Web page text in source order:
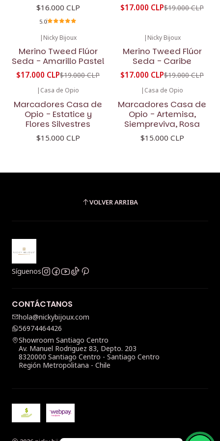
$16.000 CLP
5.0
$17.000 CLP$19.000 CLP
| Nicky Bijoux
Merino Tweed Flúor
Seda - Amarillo Pastel
$17.000 CLP$19.000 CLP
| Nicky Bijoux
Merino Tweed Flúor
Seda - Caribe
$17.000 CLP$19.000 CLP
| Casa de Opio
Marcadores Casa de
Opio - Estatice y
Flores Silvestres
$15.000 CLP
| Casa de Opio
Marcadores Casa de
Opio - Artemisa,
Siempreviva, Rosa
$15.000 CLP
VOLVER ARRIBA
Síguenos
CONTÁCTANOS
hola@nickybijoux.com
56974464426
Showroom Santiago Centro
Av. Manuel Rodriguez 83, Depto. 203
8320000 Santiago Centro - Santiago Centro
Región Metropolitana - Chile